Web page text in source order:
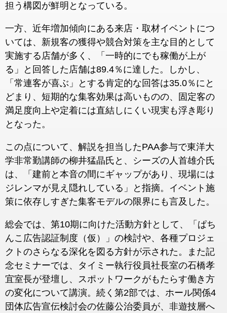
担う構図が鮮明となっている。
一方、近年増加傾向にある来店・取材イベントにつ
いては、新規客の獲得や競合対策を主な目的として
実施する店舗が多く、「一時的にでも稼働が上が
る」と回答した店舗は89.4％に達した。しかし、
「常連客が喜ぶ」とする肯定的な回答は35.0％にと
どまり、短期的な集客効果は高いものの、固定客の
満足度向上や定着には直結しにくい現実も浮き彫り
となった。
この点について、解説を担当したPAA参与で東洋大
学非常勤講師の柳井猛晶氏と、シーズの人首雄介氏
は、「建前と本音の間にギャップがあり、現場には
ジレンマが見え隠れしている」と指摘。イベント施
策に依存しすぎた集客モデルの限界にも言及した。
総会では、第10期に向けた活動方針として、「ぱち
んこ広告認証制度（仮）」の検討や、各種プロジェ
クトのさらなる深化を図る方針が示された。また記
念セミナーでは、タイミー執行役員社長室の石橋孝
宜室長が登壇し、スポットワークがもたらす働き方
の変化について講演。続く第2部では、ホール関係4
団体広告宣伝検討会の佐藤公治委員が、非遊技層へ